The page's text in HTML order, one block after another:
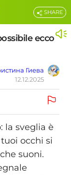
ecco
Гиева
12.12.2025
SHARE
la sveglia è
occhi si
suoni.